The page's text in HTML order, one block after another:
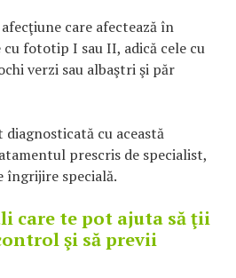
afecţiune care afectează în
cu fototip I sau II, adică cele cu
verzi sau albaştri şi păr
cu această
prescris de specialist,
îngrijire specială.
care te pot ajuta să ţii
şi să previi